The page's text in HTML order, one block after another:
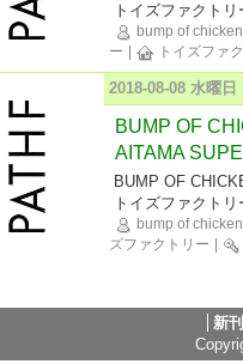
トイズファクトリ
bump of chicken
ー
トイズファ
2018-08-08 水曜日
BUMP OF
AITAMA
BUMP OF
トイズファクトリ
bump of chicken
ズファクトリー
新